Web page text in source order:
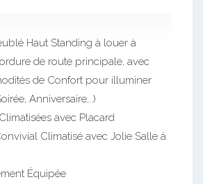
Haut Standing à louer à
de route principale, avec
de Confort pour illuminer
Anniversaire,..)
avec Placard
Climatisé avec Jolie Salle à
Équipée